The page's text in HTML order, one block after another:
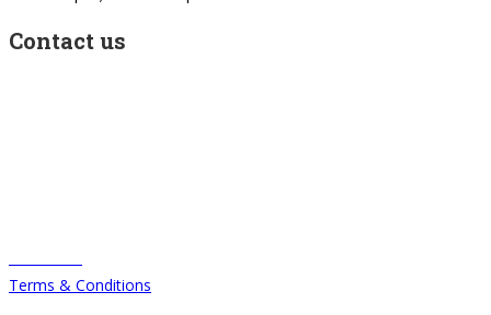
Contact us
Terms & Conditions